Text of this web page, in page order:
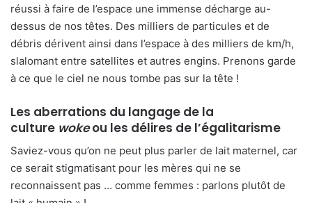
réussi à faire de l’espace une immense décharge au-
dessus de nos têtes. Des milliers de particules et de
débris dérivent ainsi dans l’espace à des milliers de km/h,
slalomant entre satellites et autres engins. Prenons garde
à ce que le ciel ne nous tombe pas sur la tête !
Les aberrations du langage de la
culture wokeou les délires de l’égalitarisme
Saviez-vous qu’on ne peut plus parler de lait maternel, car
ce serait stigmatisant pour les mères qui ne se
reconnaissent pas … comme femmes : parlons plutôt de